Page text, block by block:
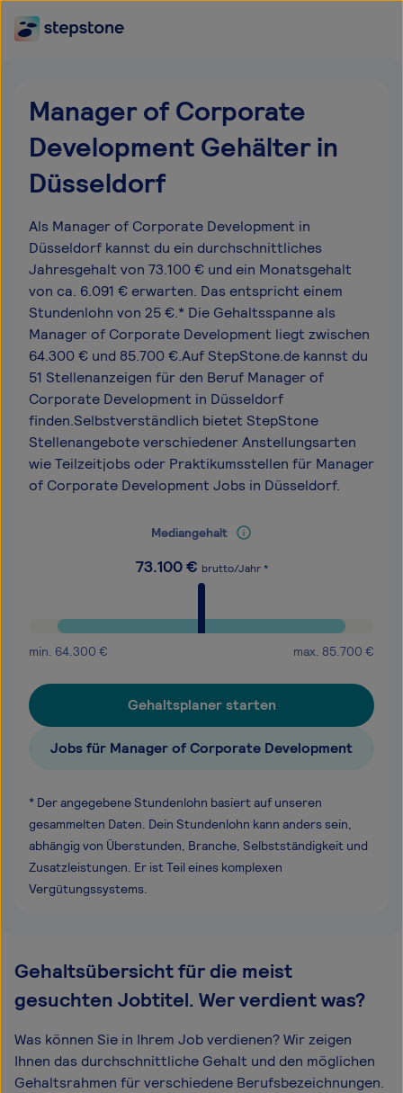
Manager of Corporate
Development Gehälter in
Düsseldorf
Als Manager of Corporate Development in
Düsseldorf kannst du ein durchschnittliches
Jahresgehalt von 73.100 € und ein Monatsgehalt
von ca. 6.091 € erwarten. Das entspricht einem
Stundenlohn von 25 €.* Die Gehaltsspanne als
Manager of Corporate Development liegt zwischen
64.300 € und 85.700 €.Auf StepStone.de kannst du
51 Stellenanzeigen für den Beruf Manager of
Corporate Development in Düsseldorf
finden.Selbstverständlich bietet StepStone
Stellenangebote verschiedener Anstellungsarten
wie Teilzeitjobs oder Praktikumsstellen für Manager
of Corporate Development Jobs in Düsseldorf.
Mediangehalt
73.100€ brutto/Jahr *
min. 64.300 € max. 85.700 €
Gehaltsplaner starten
Jobs für Manager of Corporate Development
* Der angegebene Stundenlohn basiert auf unseren
gesammelten Daten. Dein Stundenlohn kann anders sein,
abhängig von Überstunden, Branche, Selbstständigkeit und
Zusatzleistungen. Er ist Teil eines komplexen
Vergütungssystems.
Gehaltsübersicht für die meist
gesuchten Jobtitel. Wer verdient was?
Was können Sie in Ihrem Job verdienen? Wir zeigen
Ihnen das durchschnittliche Gehalt und den möglichen
Gehaltsrahmen für verschiedene Berufsbezeichnungen.